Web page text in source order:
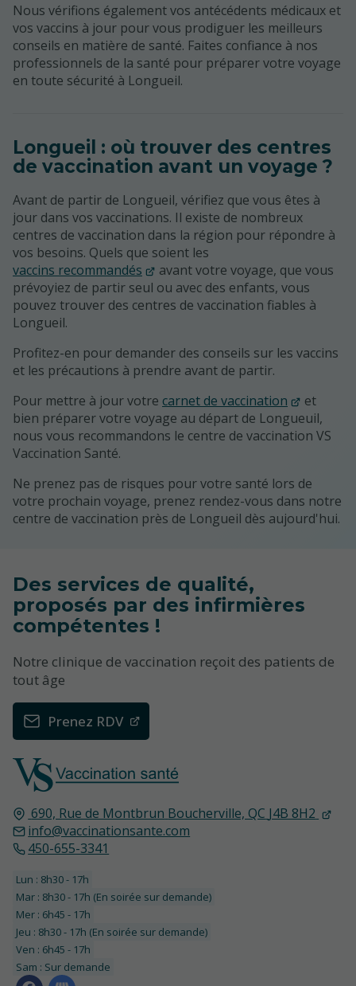
Nous vérifions également vos antécédents médicaux et
vos vaccins à jour pour vous prodiguer les meilleurs
conseils en matière de santé. Faites confiance à nos
professionnels de la santé pour préparer votre voyage
en toute sécurité à Longueil.
Longueil : où trouver des centres
de vaccination avant un voyage ?
Avant de partir de Longueil, vérifiez que vous êtes à
jour dans vos vaccinations. Il existe de nombreux
centres de vaccination dans la région pour répondre à
vos besoins. Quels que soient les
vaccins recommandés
avant votre voyage, que vous
prévoyiez de partir seul ou avec des enfants, vous
pouvez trouver des centres de vaccination fiables à
Longueil.
Profitez-en pour demander des conseils sur les vaccins
et les précautions à prendre avant de partir.
Pour mettre à jour votre carnet de vaccination
et
bien préparer votre voyage au départ de Longueuil,
nous vous recommandons le centre de vaccination VS
Vaccination Santé.
Ne prenez pas de risques pour votre santé lors de
votre prochain voyage, prenez rendez-vous dans notre
centre de vaccination près de Longueil dès aujourd'hui.
690, Rue de Montbrun Boucherville, QC J4B 8H2
info@vaccinationsante.com
450-655-3341
Lun : 8h30 - 17h
Mar : 8h30 - 17h (En soirée sur demande)
Mer : 6h45 - 17h
Jeu : 8h30 - 17h (En soirée sur demande)
Ven : 6h45 - 17h
Sam : Sur demande
Des services de qualité,
proposés par des infirmières
compétentes !
Notre clinique de vaccination reçoit des patients de
tout âge
Prenez RDV